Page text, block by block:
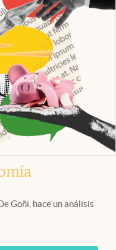
Goñi, hace un análisis